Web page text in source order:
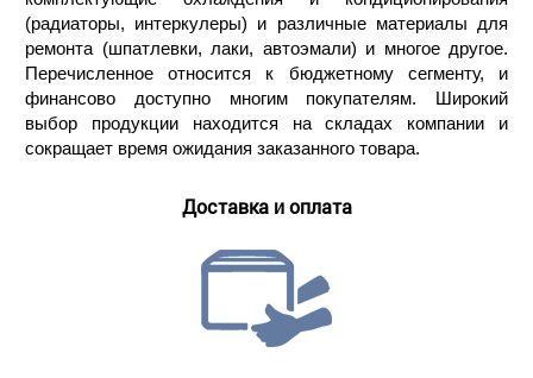
(радиаторы, интеркулеры) и различные материалы для
ремонта (шпатлевки, лаки, автоэмали) и многое другое.
Перечисленное относится к бюджетному сегменту, и
финансово доступно многим покупателям. Широкий
выбор продукции находится на складах компании и
сокращает время ожидания заказанного товара.
Доставка и оплата